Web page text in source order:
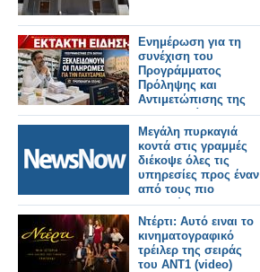
Ενημέρωση για τη
συνέχιση του
Προγράμματος
Πρόληψης και
Αντιμετώπισης της
Παχυσαρκίας και για
την εξόφληση των
οφειλών των μηνών
Μαΐου και Ιουνίου
Μεγάλη πυρκαγιά
κοντά στις γραμμές
διέκοψε όλες τις
υπηρεσίες προς έναν
από τους πιο
πολυσύχναστους
σιδηροδρομικούς
σταθμούς του
Λονδίνου.
Ντέρτι: Αυτό ειναι το
κινηματογραφικό
τρέιλερ της σειράς
του ΑΝΤ1 (video)